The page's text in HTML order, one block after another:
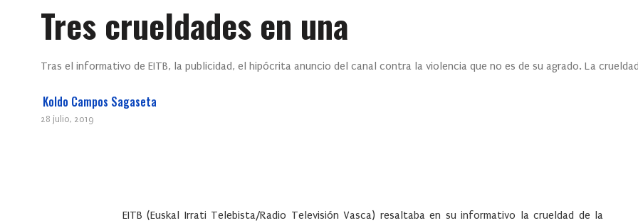
Tres crueldades en una
Tras el informativo de EITB, la publicidad, el hipócrita anuncio del canal contra la violencia que no es de su agrado. La
Koldo Campos Sagaseta
28 julio, 2019
EITB (Euskal Irrati Telebista/Radio Televisión Vasca) resaltaba en su informativo la crueldad de la